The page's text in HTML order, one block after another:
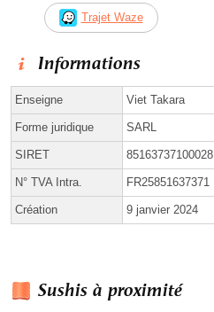
Trajet Waze
Informations
Enseigne Viet Takara
Forme juridique SARL
SIRET 85163737100028
N° TVA Intra. FR25851637371
Création 9 janvier 2024
Sushis à proximité